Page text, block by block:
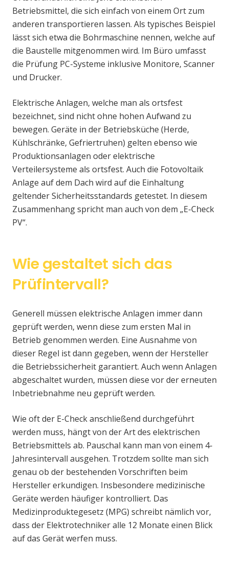
Betriebsmittel, die sich einfach von einem Ort zum
anderen transportieren lassen. Als typisches Beispiel
lässt sich etwa die Bohrmaschine nennen, welche auf
die Baustelle mitgenommen wird. Im Büro umfasst
die Prüfung PC-Systeme inklusive Monitore, Scanner
und Drucker.
Elektrische Anlagen, welche man als ortsfest
bezeichnet, sind nicht ohne hohen Aufwand zu
bewegen. Geräte in der Betriebsküche (Herde,
Kühlschränke, Gefriertruhen) gelten ebenso wie
Produktionsanlagen oder elektrische
Verteilersysteme als ortsfest. Auch die Fotovoltaik
Anlage auf dem Dach wird auf die Einhaltung
geltender Sicherheitsstandards getestet. In diesem
Zusammenhang spricht man auch von dem „E-Check
PV“.
Wie gestaltet sich das
Prüfintervall?
Generell müssen elektrische Anlagen immer dann
geprüft werden, wenn diese zum ersten Mal in
Betrieb genommen werden. Eine Ausnahme von
dieser Regel ist dann gegeben, wenn der Hersteller
die Betriebssicherheit garantiert. Auch wenn Anlagen
abgeschaltet wurden, müssen diese vor der erneuten
Inbetriebnahme neu geprüft werden.
Wie oft der E-Check anschließend durchgeführt
werden muss, hängt von der Art des elektrischen
Betriebsmittels ab. Pauschal kann man von einem 4-
Jahresintervall ausgehen. Trotzdem sollte man sich
genau ob der bestehenden Vorschriften beim
Hersteller erkundigen. Insbesondere medizinische
Geräte werden häufiger kontrolliert. Das
Medizinproduktegesetz (MPG) schreibt nämlich vor,
dass der Elektrotechniker alle 12 Monate einen Blick
auf das Gerät werfen muss.